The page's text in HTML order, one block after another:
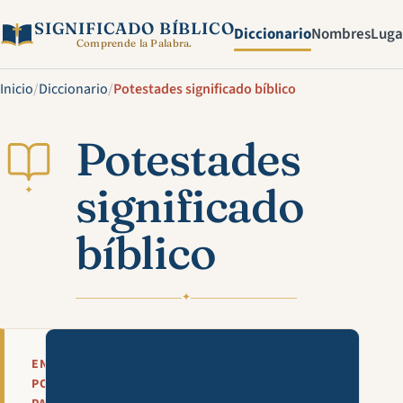
SIGNIFICADO BÍBLICO
Comprende la Palabra. DiccionarioNombres
Inicio/Diccionario/Potestades significado bíblico
✦
Potestades
significado
bíblico
✦
EN
POCAS
Mira esta explicación en